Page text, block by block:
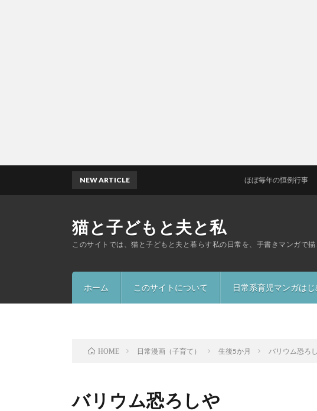
猫と子どもと夫と私
このサイトでは、猫と子どもと夫と暮らす私の日常を、手書きマンガで描
ホーム このサイトについて 日常系育児マンガはじ
NEW ARTICLE ほぼ毎年の恒例行事
HOME 日常漫画（子育て） 生後5か月 バリウム恐ろ
バリウム恐ろしや